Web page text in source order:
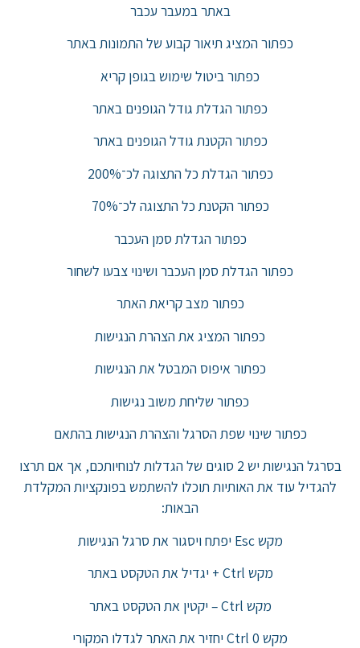
באתר במעבר עכבר
כפתור המציג תיאור קבוע של התמונות באתר
כפתור ביטול שימוש בגופן קריא
כפתור הגדלת גודל הגופנים באתר
כפתור הקטנת גודל הגופנים באתר
כפתור הגדלת כל התצוגה לכ־200%
כפתור הקטנת כל התצוגה לכ־70%
כפתור הגדלת סמן העכבר
כפתור הגדלת סמן העכבר ושינוי צבעו לשחור
כפתור מצב קריאת האתר
כפתור המציג את הצהרת הנגישות
כפתור איפוס המבטל את הנגישות
כפתור שליחת משוב נגישות
כפתור שינוי שפת הסרגל והצהרת הנגישות בהתאם
בסרגל הנגישות יש 2 סוגים של הגדלות לנוחיותכם, אך אם תרצו
להגדיל עוד את האותיות תוכלו להשתמש בפונקציות המקלדת
הבאות:
מקש Esc יפתח ויסגור את סרגל הנגישות
מקש Ctrl + יגדיל את הטקסט באתר
מקש Ctrl – יקטין את הטקסט באתר
מקש Ctrl 0 יחזיר את האתר לגדלו המקורי